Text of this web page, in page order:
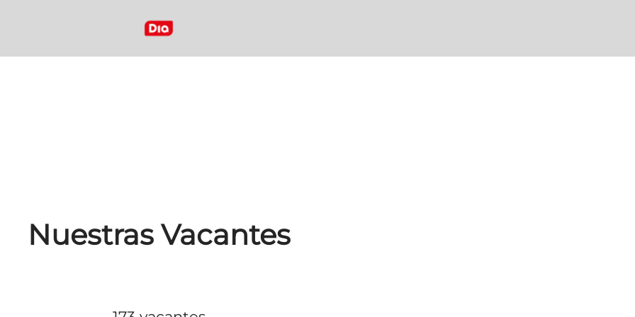
Nuestras Vacantes